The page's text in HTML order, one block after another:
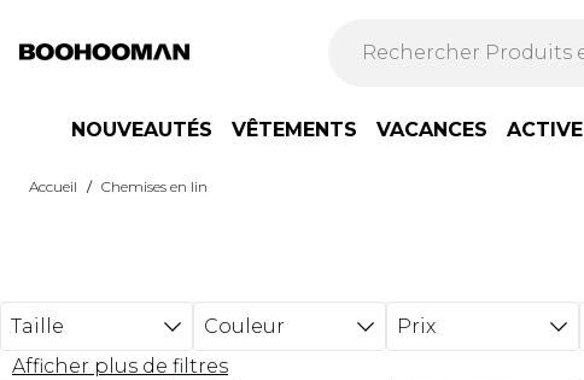
NOUVEAUTÉS VÊTEMENTS VACANCES ACTIVE
Accueil / Chemises en lin
Taille Couleur Prix
Afficher plus de filtres